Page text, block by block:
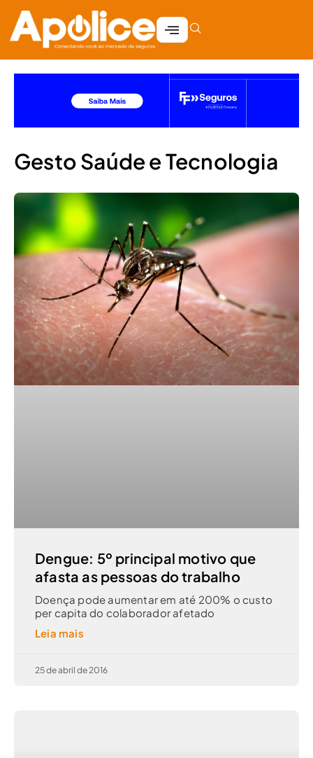
Gesto Saúde e Tecnologia
Dengue: 5º principal motivo que
afasta as pessoas do trabalho
Doença pode aumentar em até 200% o custo
per capita do colaborador afetado
Leia mais
25 de abril de 2016